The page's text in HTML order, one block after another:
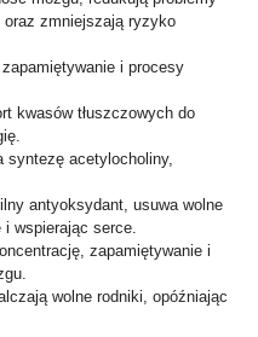
oraz zmniejszają ryzyko
i procesy
kwasów tłuszczowych do
syntezę acetylocholiny,
antyoksydant, usuwa wolne
wspierając serce.
zapamiętywanie i
wolne rodniki, opóźniając